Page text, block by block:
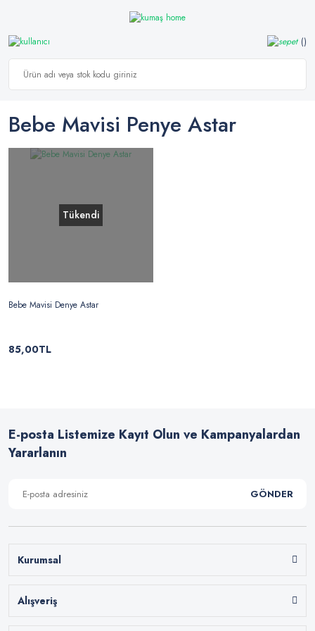
Bebe Mavisi Penye Astar
Tükendi
Bebe Mavisi Denye Astar
85,00TL
E-posta Listemize Kayıt Olun ve Kampanyalardan
Yararlanın
GÖNDER
Kurumsal
Alışveriş